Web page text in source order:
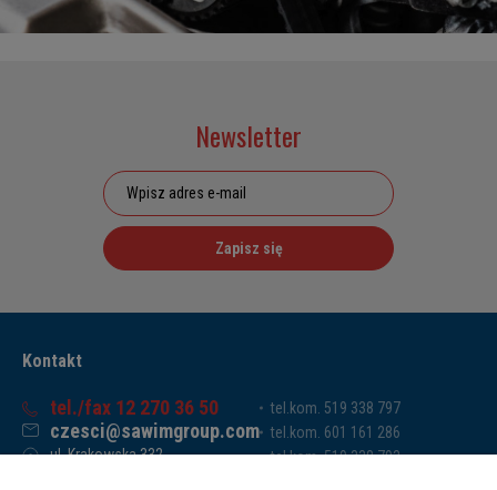
Newsletter
Zapisz się
Kontakt
tel./fax 12 270 36 50
czesci@sawimgroup.com
ul. Krakowska 332,
tel.kom. 519 338 797
tel.kom. 601 161 286
tel.kom. 519 338 793